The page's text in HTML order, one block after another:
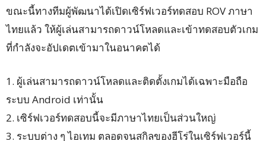
ขณะนี้ทางทีมผู้พัฒนาได้เปิดเซิร์ฟเวอร์ทดสอบ ROV ภาษา
ไทยแล้ว ให้ผู้เล่นสามารถดาวน์โหลดและเข้าทดสอบตัวเกม
ที่กำลังจะอัปเดตเข้ามาในอนาคตได้
1. ผู้เล่นสามารถดาวน์โหลดและติดตั้งเกมได้เฉพาะมือถือ
ระบบ Android เท่านั้น
2. เซิร์ฟเวอร์ทดสอบนี้จะมีภาษาไทยเป็นส่วนใหญ่
3. ระบบต่าง ๆ ไอเทม ตลอดจนสกิลของฮีโร่ในเซิร์ฟเวอร์นี้